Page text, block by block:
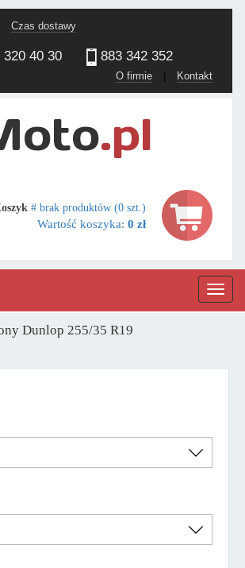
Czas dostawy
40 30 883 342 352
O firmie | Kontakt
# brak produktów (0 szt.)
Wartość koszyka: 0 zł
Dunlop 255/35 R19